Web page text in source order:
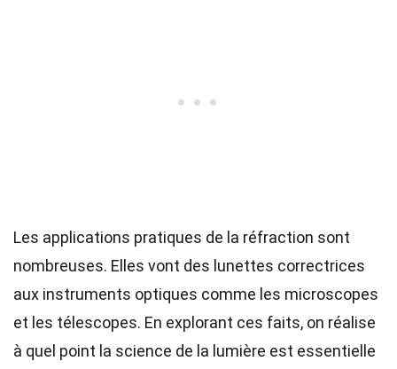
Les applications pratiques de la réfraction sont
nombreuses. Elles vont des lunettes correctrices
aux instruments optiques comme les microscopes
et les télescopes. En explorant ces faits, on réalise
à quel point la science de la lumière est essentielle